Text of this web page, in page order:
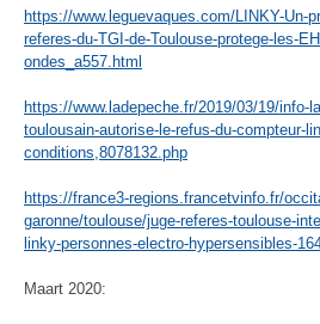
https://www.leguevaques.com/LINKY-Un-
referes-du-TGI-de-Toulouse-protege-les-
ondes_a557.html
https://www.ladepeche.fr/2019/03/19/info-
toulousain-autorise-le-refus-du-compteur-
conditions,8078132.php
https://france3-regions.francetvinfo.fr/
garonne/toulouse/juge-referes-toulouse-
linky-personnes-electro-hypersensibles-
Maart 2020: